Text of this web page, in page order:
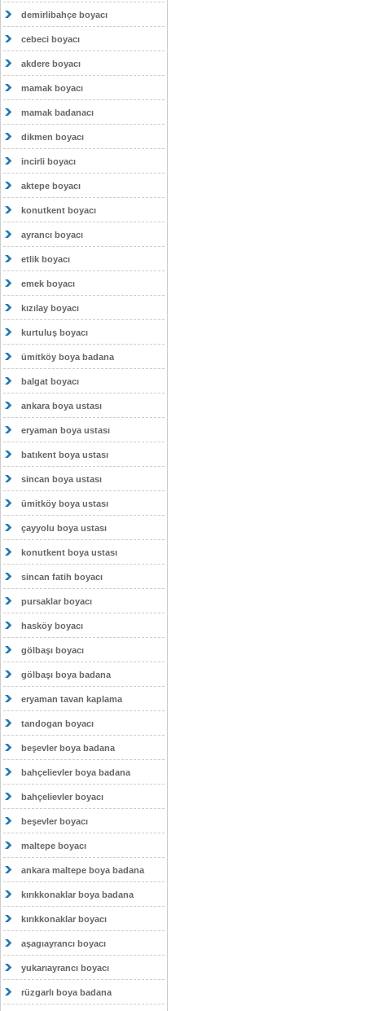
demirlibahçe boyacı
cebeci boyacı
akdere boyacı
mamak boyacı
mamak badanacı
dikmen boyacı
incirli boyacı
aktepe boyacı
konutkent boyacı
ayrancı boyacı
etlik boyacı
emek boyacı
kızılay boyacı
kurtuluş boyacı
ümitköy boya badana
balgat boyacı
ankara boya ustası
eryaman boya ustası
batıkent boya ustası
sincan boya ustası
ümitköy boya ustası
çayyolu boya ustası
konutkent boya ustası
sincan fatih boyacı
pursaklar boyacı
hasköy boyacı
gölbaşı boyacı
gölbaşı boya badana
eryaman tavan kaplama
tandogan boyacı
beşevler boya badana
bahçelievler boya badana
bahçelievler boyacı
beşevler boyacı
maltepe boyacı
ankara maltepe boya badana
kırıkkonaklar boya badana
kırıkkonaklar boyacı
aşagıayrancı boyacı
yukarıayrancı boyacı
rüzgarlı boya badana